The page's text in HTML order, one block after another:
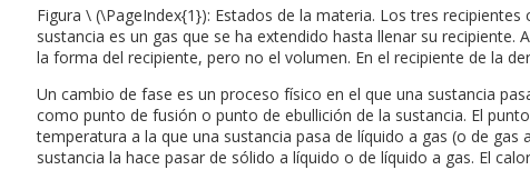
Figura \ (\PageIndex{1}): Estados de la materia. Los tres
sustancia es un gas que se ha extendido hasta llenar su
la forma del recipiente, pero no el volumen. En el recipiente de la
Un cambio de fase es un proceso físico en el que una sustancia
como punto de fusión o punto de ebullición de la sustancia. El
temperatura a la que una sustancia pasa de líquido a gas (o de
sustancia la hace pasar de sólido a líquido o de líquido a gas. El